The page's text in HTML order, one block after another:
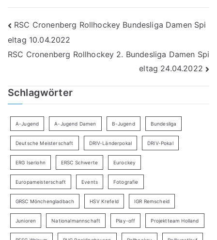
Beitragsnavigation
RSC Cronenberg Rollhockey Bundesliga Damen Spi
eltag 10.04.2022
RSC Cronenberg Rollhockey 2. Bundesliga Damen Spi
eltag 24.04.2022
Schlagwörter
A-Jugend A-Jugend Damen B-Jugend Bundesliga
Deutsche Meisterschaft DRIV-Länderpokal DRIV-Pokal
ERG Iserlohn ERSC Schwerte Eurockey
Europameisterschaft Events Fotografie
GRSC Mönchengladbach HSV Krefeld IGR Remscheid
Junioren Nationalmannschaft Play-off Projektteam Holland